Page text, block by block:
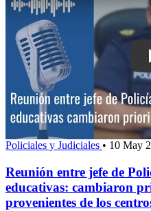
Policiales y Judiciales • 10 May
Reunión entre jefe de
educativas: cambiaron
provenientes de los